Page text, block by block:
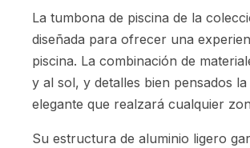
La tumbona de piscina de la
diseñada para ofrecer una
piscina. La combinación de
y al sol, y detalles bien pensados
elegante que realzará cualquier
Su estructura de aluminio ligero